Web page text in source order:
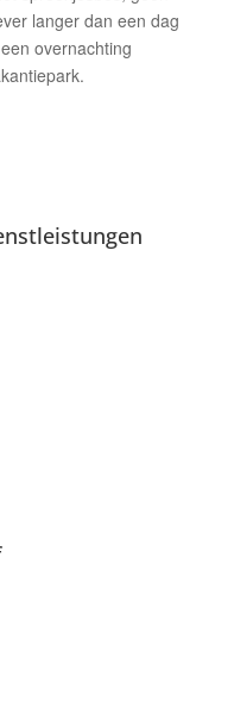
langer dan een dag
overnachting